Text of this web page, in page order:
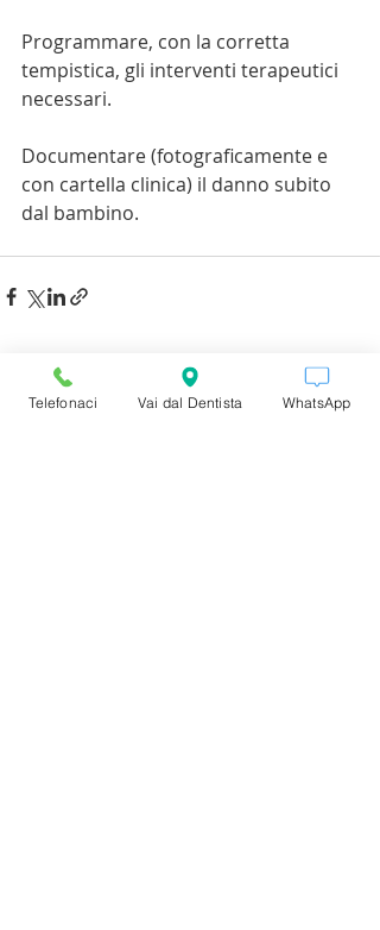
Programmare, con la corretta
tempistica, gli interventi terapeutici
necessari.
Documentare (fotograficamente e
con cartella clinica) il danno subito
dal bambino.
Post recenti Mostra tutti
Telefonaci Vai dal Dentista WhatsApp